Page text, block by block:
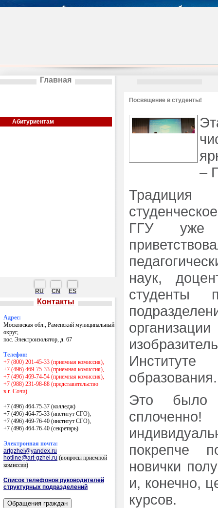
Главная
Абитуриентам
RU CN ES
Контакты
Адрес:
Московская обл., Раменский муниципальный
округ,
пос. Электроизолятор, д. 67
Телефон:
+7 (800) 201-45-33 (приемная комиссия),
+7 (496) 469-75-33 (приемная комиссия),
+7 (496) 469-74-54 (приемная комиссия),
+7 (988) 231-98-88 (представительство
в г. Сочи)
+7 (496) 464-75-37 (колледж)
+7 (496) 464-75-33 (институт СГО),
+7 (496) 469-76-40 (институт СГО),
+7 (496) 464-76-40 (секретарь)
Электронная почта:
artgzhel@yandex.ru
hotline@art-gzhel.ru (вопросы приемной
комиссии)
Список телефонов руководителей
структурных подразделений
Посвящение в студенты!
–
Традиция
ГГУ уже
наук,
студенты
образования.
Это было
покрепче
новички
и, конечно,
курсов.